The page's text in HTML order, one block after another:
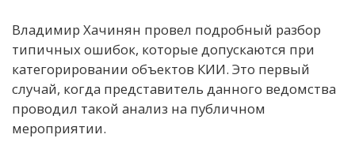
Владимир Хачинян провел подробный разбор
типичных ошибок, которые допускаются при
категорировании объектов КИИ. Это первый
случай, когда представитель данного ведомства
проводил такой анализ на публичном
мероприятии.